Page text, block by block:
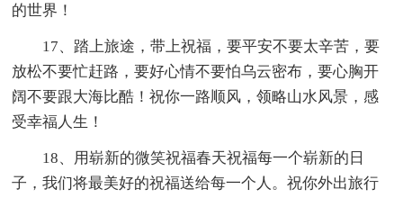
的世界！
17、踏上旅途，带上祝福，要平安不要太辛苦，要
放松不要忙赶路，要好心情不要怕乌云密布，要心胸开
阔不要跟大海比酷！祝你一路顺风，领略山水风景，感
受幸福人生！
18、用崭新的微笑祝福春天祝福每一个崭新的日
子，我们将最美好的祝福送给每一个人。祝你外出旅行